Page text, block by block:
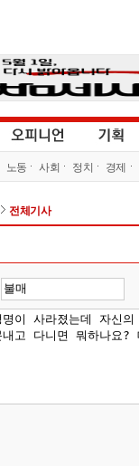
노동 사회 정치 경제
전체기사